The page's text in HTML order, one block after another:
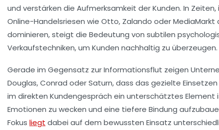
und verstärken die Aufmerksamkeit der Kunden. In Zeiten,
Online-Handelsriesen wie Otto, Zalando oder MediaMarkt
dominieren, steigt die Bedeutung von subtilen
Verkaufstechniken, um Kunden nachhaltig zu überzeugen.
Gerade im Gegensatz zur Informationsflut zeigen
Douglas, Conrad oder Saturn, dass das gezielte
im direkten Kundengespräch ein unterschätztes Element
Emotionen zu wecken und eine tiefere Bindung
Fokus liegt dabei auf dem bewussten Einsatz